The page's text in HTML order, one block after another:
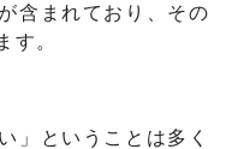
含まれており、その
す。
」ということは多く